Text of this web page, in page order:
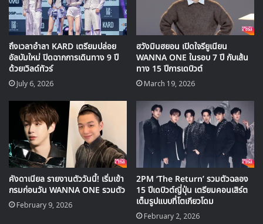
ซึ่งหลังจาก Pristin พูดขอบคุณเสร็จก็เป็นคิวของ KARD ออก
มาเป็นวงที่ 2 แต่แล้ว นายอง ก็เริ่มสังเกตเห็นว่า ถ้วยรางวัลที่
หยิบมาไม่ใช่ชื่อวงของตัวเอง
ถึงเวลาอำลา KARD เตรียมปล่อย
อัลบัมใหม่ ปิดฉากการเดินทาง 9 ปี
ด้วยเวิลด์ทัวร์
July 6, 2026
ฮวังมินฮยอน เปิดใจรียูเนียน
WANNA ONE ในรอบ 7 ปี กับเส้น
ทาง 15 ปีการเดบิวต์
March 19, 2026
คังดาเนียล รายงานตัววันนี้! เริ่มเข้า
กรมก่อนวัน WANNA ONE รวมตัว
February 9, 2026
2PM ‘The Return’ รวมตัวฉลอง
15 ปีเดบิวต์ญี่ปุ่น เตรียมคอนเสิร์ต
เต็มรูปแบบที่โตเกียวโดม
February 2, 2026